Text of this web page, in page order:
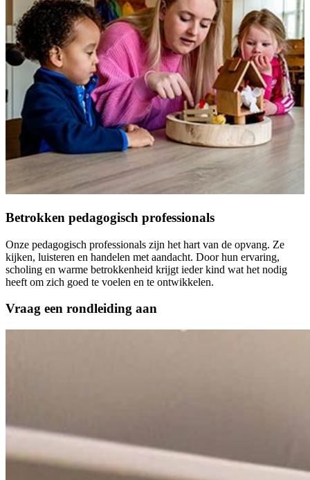
Betrokken pedagogisch professionals
Onze pedagogisch professionals zijn het hart van de opvang. Ze
kijken, luisteren en handelen met aandacht. Door hun ervaring,
scholing en warme betrokkenheid krijgt ieder kind wat het nodig
heeft om zich goed te voelen en te ontwikkelen.
Vraag een rondleiding aan